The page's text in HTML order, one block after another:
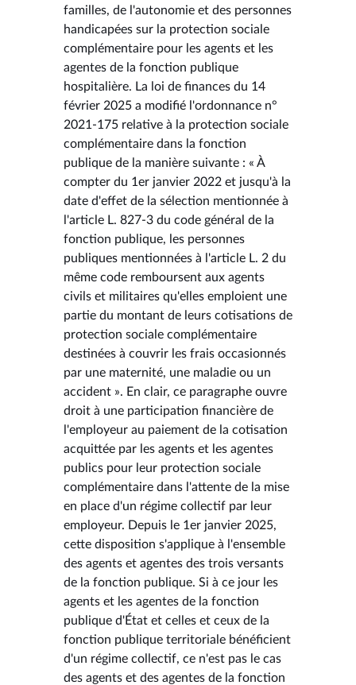
familles, de l'autonomie et des personnes
handicapées sur la protection sociale
complémentaire pour les agents et les
agentes de la fonction publique
hospitalière. La loi de finances du 14
février 2025 a modifié l'ordonnance n°
2021-175 relative à la protection sociale
complémentaire dans la fonction
publique de la manière suivante : « À
compter du 1er janvier 2022 et jusqu'à la
date d'effet de la sélection mentionnée à
l'article L. 827-3 du code général de la
fonction publique, les personnes
publiques mentionnées à l'article L. 2 du
même code remboursent aux agents
civils et militaires qu'elles emploient une
partie du montant de leurs cotisations de
protection sociale complémentaire
destinées à couvrir les frais occasionnés
par une maternité, une maladie ou un
accident ». En clair, ce paragraphe ouvre
droit à une participation financière de
l'employeur au paiement de la cotisation
acquittée par les agents et les agentes
publics pour leur protection sociale
complémentaire dans l'attente de la mise
en place d'un régime collectif par leur
employeur. Depuis le 1er janvier 2025,
cette disposition s'applique à l'ensemble
des agents et agentes des trois versants
de la fonction publique. Si à ce jour les
agents et les agentes de la fonction
publique d'État et celles et ceux de la
fonction publique territoriale bénéficient
d'un régime collectif, ce n'est pas le cas
des agents et des agentes de la fonction